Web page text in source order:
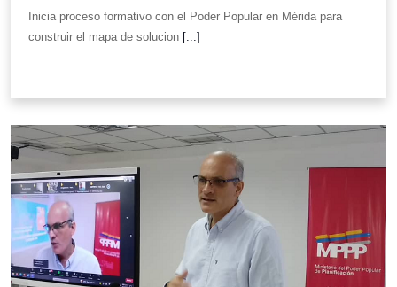
Inicia proceso formativo con el Poder Popular en Mérida para
construir el mapa de solucion [...]